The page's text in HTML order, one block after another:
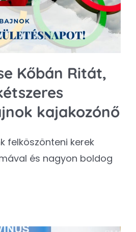
Kőbán Ritát,
kajakozónő
felköszönteni kerek
és nagyon boldog